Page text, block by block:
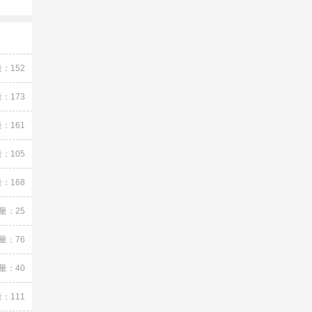
：152
：173
：161
：105
：168
：25
：76
：40
：111